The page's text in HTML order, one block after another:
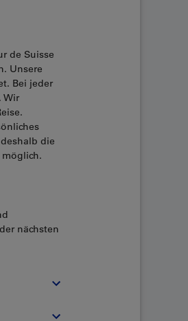
de Suisse
Unsere
Bei jeder
Wir
die
nächsten